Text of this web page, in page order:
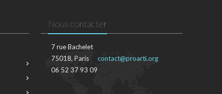
Nous contacter
7 rue Bachelet
75018, Paris
06 52 37 93 09
contact@proarti.org